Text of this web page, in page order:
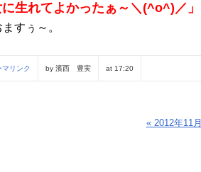
生れてよかったぁ～＼(^o^)／」
すぅ～。
マリンク by 濱西 豊実 at 17:20
« 2012年11月